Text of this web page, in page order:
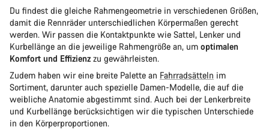
Du findest die gleiche Rahmengeometrie in verschiedenen Größen,
damit die Rennräder unterschiedlichen Körpermaßen gerecht
werden. Wir passen die Kontaktpunkte wie Sattel, Lenker und
Kurbellänge an die jeweilige Rahmengröße an, um optimalen
Komfort und Effizienz zu gewährleisten.
Zudem haben wir eine breite Palette an Fahrradsätteln im
Sortiment, darunter auch spezielle Damen-Modelle, die auf die
weibliche Anatomie abgestimmt sind. Auch bei der Lenkerbreite
und Kurbellänge berücksichtigen wir die typischen Unterschiede
in den Körperproportionen.